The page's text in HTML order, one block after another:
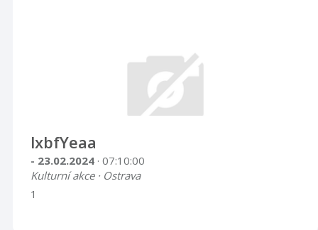
lxbfYeaa
- 23.02.2024 · 07:10:00
Kulturní akce · Ostrava
1